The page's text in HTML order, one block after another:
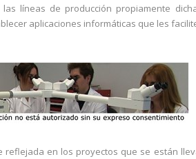
líneas de producción propiamente
aplicaciones informáticas que les
en los proyectos que se están